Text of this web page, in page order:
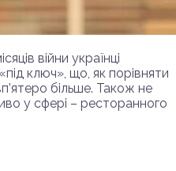
війни українці
ключ», що, як порівняти
більше. Також не
у сфері – ресторанного